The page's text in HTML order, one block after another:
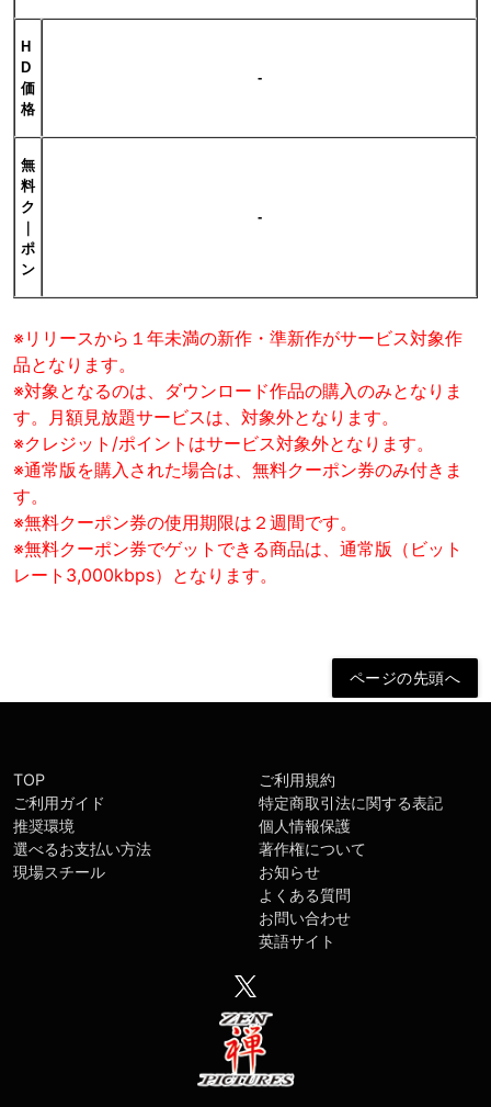
H
D
価
格
-
無
料
ク
ポ
ン
-
※リリースから１年未満の新作・準新作がサービス対象作
品となります。
※対象となるのは、ダウンロード作品の購入のみとなりま
す。月額見放題サービスは、対象外となります。
※クレジット/ポイントはサービス対象外となります。
※通常版を購入された場合は、無料クーポン券のみ付きま
す。
※無料クーポン券の使用期限は２週間です。
※無料クーポン券でゲットできる商品は、通常版（ビット
レート3,000kbps）となります。
TOP
ご利用ガイド
推奨環境
選べるお支払い方法
現場スチール
ご利用規約
特定商取引法に関する表記
個人情報保護
著作権について
お知らせ
よくある質問
お問い合わせ
英語サイト